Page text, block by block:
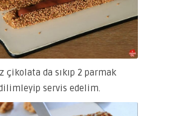
çikolata da sıkıp 2 parmak
servis edelim.